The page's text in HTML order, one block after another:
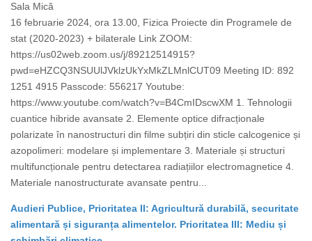
Sala Mică
16 februarie 2024, ora 13.00, Fizica Proiecte din Programele de
stat (2020-2023) + bilaterale Link ZOOM:
https://us02web.zoom.us/j/89212514915?
pwd=eHZCQ3NSUUlJVklzUkYxMkZLMnlCUT09 Meeting ID: 892
1251 4915 Passcode: 556217 Youtube:
https://www.youtube.com/watch?v=B4CmIDscwXM 1. Tehnologii
cuantice hibride avansate 2. Elemente optice difracționale
polarizate în nanostructuri din filme subțiri din sticle calcogenice și
azopolimeri: modelare și implementare 3. Materiale și structuri
multifuncționale pentru detectarea radiațiilor electromagnetice 4.
Materiale nanostructurate avansate pentru...
Audieri Publice, Prioritatea II: Agricultură durabilă, securitate
alimentară și siguranța alimentelor. Prioritatea III: Mediu și